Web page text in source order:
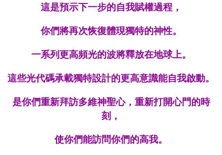
這是預示下一步的自我賦權過程，
你們將再次恢復體現獨特的神性。
一系列更高頻光的波將釋放在地球上。
這些光代碼承載獨特設計的更高意識能自我啟動。
是你們重新拜訪多維神聖心， 重新打開心門的時
刻，
使你們能訪問你們的高我。